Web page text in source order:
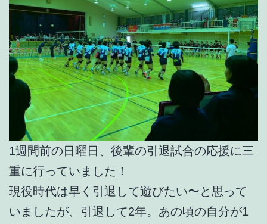
1週間前の日曜日、後輩の引退試合の応援に三
重に行っていました！
現役時代は早く引退して遊びたい〜と思って
いましたが、引退して2年。あの頃の自分が1